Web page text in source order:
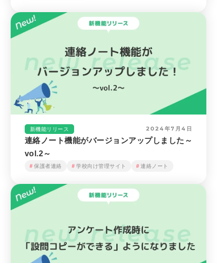
新機能リリース 2024年7月4日
連絡ノート機能がバージョンアップしました～
vol.2～
保護者連絡 学校向け管理サイト 連絡ノート